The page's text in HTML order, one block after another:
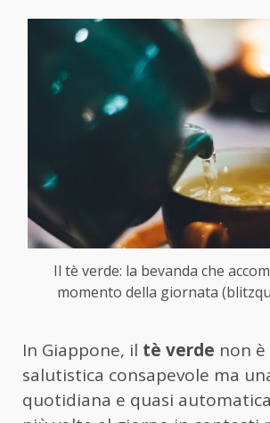
Il tè verde: la bevanda che
momento della giornata
In Giappone, il tè verde non
salutistica consapevole ma
quotidiana e quasi